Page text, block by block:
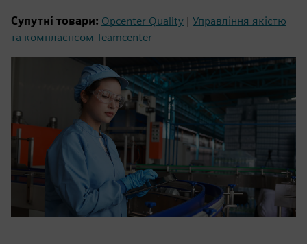
Супутні товари: Opcenter Quality | Управління якістю
та комплаєнсом Teamcenter